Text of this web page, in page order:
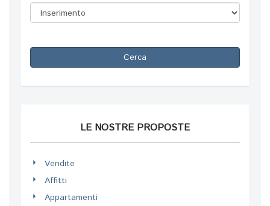
Cerca
LE NOSTRE PROPOSTE
Vendite
Affitti
Appartamenti